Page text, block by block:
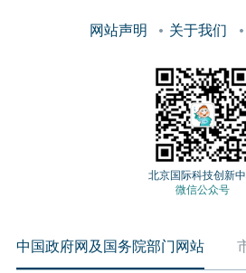
网站声明 关于我们
北京国际科技创新
微信公众号
中国政府网及国务院部门网站